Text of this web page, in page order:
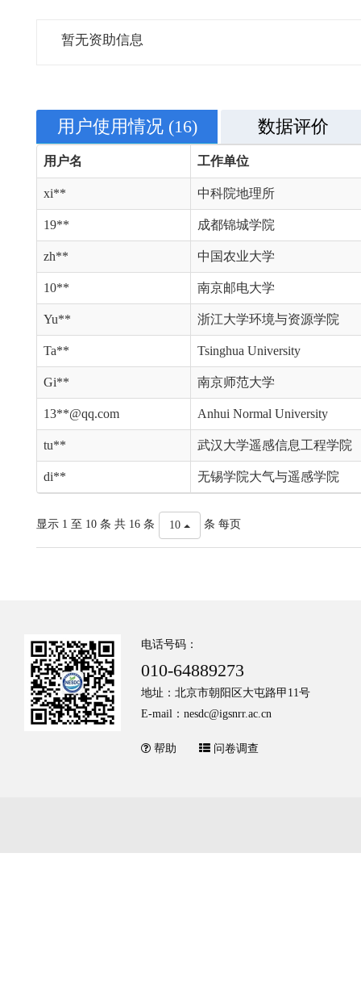
暂无资助信息
用户使用情况 (16) 数据评价
用户名 工作单位
xi** 中科院地理所
19** 成都锦城学院
zh** 中国农业大学
10** 南京邮电大学
Yu** 浙江大学环境与资源学院
Ta** Tsinghua University
Gi** 南京师范大学
13**@qq.com Anhui Normal University
tu** 武汉大学遥感信息工程学院
di** 无锡学院大气与遥感学院
显示 1 至 10 条 共 16 条 10 条 每页
电话号码：
010-64889273
地址：北京市朝阳区大屯路甲11号
E-mail：nesdc@igsnrr.ac.cn
帮助 问卷调查